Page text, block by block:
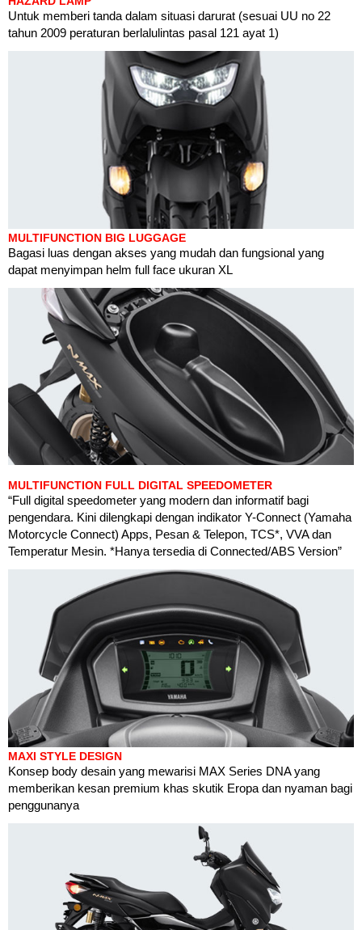
Untuk memberi tanda dalam situasi darurat (sesuai UU no 22
tahun 2009 peraturan berlalulintas pasal 121 ayat 1)
MULTIFUNCTION BIG LUGGAGE
Bagasi luas dengan akses yang mudah dan fungsional yang
dapat menyimpan helm full face ukuran XL
MULTIFUNCTION FULL DIGITAL SPEEDOMETER
“Full digital speedometer yang modern dan informatif bagi
pengendara. Kini dilengkapi dengan indikator Y-Connect (Yamaha
Motorcycle Connect) Apps, Pesan & Telepon, TCS*, VVA dan
Temperatur Mesin. *Hanya tersedia di Connected/ABS Version”
MAXI STYLE DESIGN
Konsep body desain yang mewarisi MAX Series DNA yang
memberikan kesan premium khas skutik Eropa dan nyaman bagi
penggunanya